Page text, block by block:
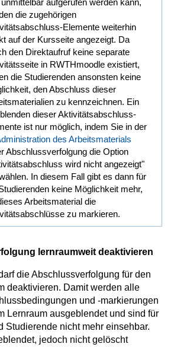
aufgerufen werden kann,
die zugehörigen
Elemente weiterhin
auf der Kursseite angezeigt. Da
den Direktaufruf keine separate
in RWTHmoodle existiert,
die Studierenden ansonsten keine
den Abschluss dieser
zu kennzeichnen. Ein
dieser Aktivitätsabschluss-
ist nur möglich, indem Sie in der
des Arbeitsmaterials
Abschlussverfolgung die Option
wird nicht angezeigt"
In diesem Fall gibt es dann für
keine Möglichkeit mehr,
Arbeitsmaterial die
zu markieren.
lernraumweit deaktivieren
die Abschlussverfolgung für den
deaktivieren. Damit werden alle
und -markierungen
Lernraum ausgeblendet und sind für
Studierende nicht mehr einsehbar.
jedoch nicht gelöscht